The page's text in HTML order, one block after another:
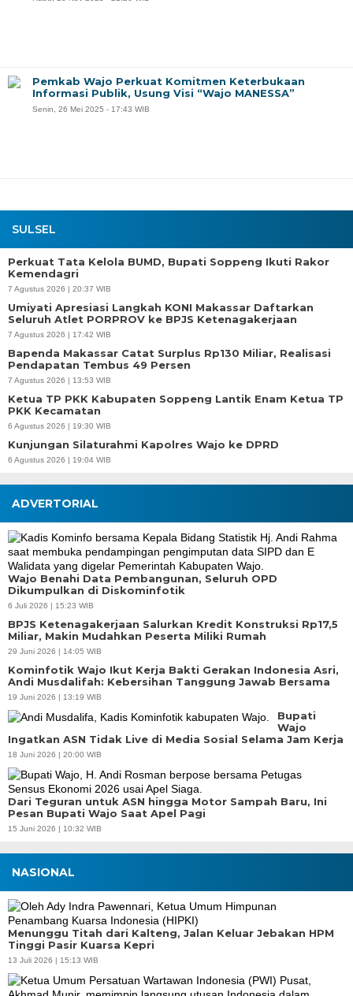
SULSEL
Perkuat Tata Kelola BUMD, Bupati Soppeng Ikuti Rakor
Kemendagri
7 Agustus 2026 | 20:37 WIB
Umiyati Apresiasi Langkah KONI Makassar Daftarkan
Seluruh Atlet PORPROV ke BPJS Ketenagakerjaan
7 Agustus 2026 | 17:42 WIB
Bapenda Makassar Catat Surplus Rp130 Miliar, Realisasi
Pendapatan Tembus 49 Persen
7 Agustus 2026 | 13:53 WIB
Ketua TP PKK Kabupaten Soppeng Lantik Enam Ketua TP
PKK Kecamatan
6 Agustus 2026 | 19:30 WIB
Kunjungan Silaturahmi Kapolres Wajo ke DPRD
6 Agustus 2026 | 19:04 WIB
Pemkab Wajo Perkuat Komitmen Keterbukaan
Informasi Publik, Usung Visi “Wajo MANESSA”
Senin, 26 Mei 2025 - 17:43 WIB
ADVERTORIAL
Wajo Benahi Data Pembangunan, Seluruh OPD
Dikumpulkan di Diskominfotik
6 Juli 2026 | 15:23 WIB
BPJS Ketenagakerjaan Salurkan Kredit Konstruksi Rp17,5
Miliar, Makin Mudahkan Peserta Miliki Rumah
29 Juni 2026 | 14:05 WIB
Kominfotik Wajo Ikut Kerja Bakti Gerakan Indonesia Asri,
Andi Musdalifah: Kebersihan Tanggung Jawab Bersama
19 Juni 2026 | 13:19 WIB
Bupati
Wajo
Ingatkan ASN Tidak Live di Media Sosial Selama Jam Kerja
18 Juni 2026 | 20:00 WIB
Dari Teguran untuk ASN hingga Motor Sampah Baru, Ini
Pesan Bupati Wajo Saat Apel Pagi
15 Juni 2026 | 10:32 WIB
NASIONAL
Menunggu Titah dari Kalteng, Jalan Keluar Jebakan HPM
Tinggi Pasir Kuarsa Kepri
13 Juli 2026 | 15:13 WIB